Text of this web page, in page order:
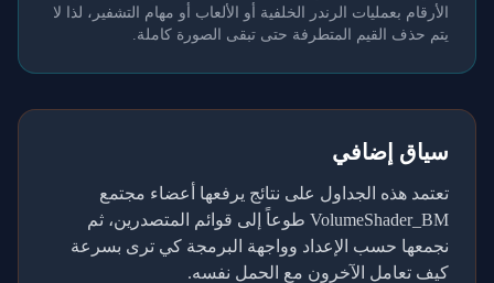
الأرقام بعمليات الرندر الخلفية أو الألعاب أو مهام التشفير، لذا لا
يتم حذف القيم المتطرفة حتى تبقى الصورة كاملة.
سياق إضافي
تعتمد هذه الجداول على نتائج يرفعها أعضاء مجتمع
VolumeShader_BM طوعاً إلى قوائم المتصدرين، ثم
نجمعها حسب الإعداد وواجهة البرمجة كي ترى بسرعة
كيف تعامل الآخرون مع الحمل نفسه.